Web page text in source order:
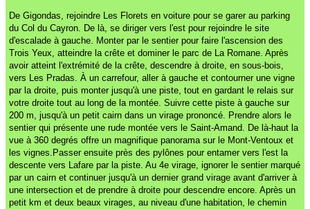
De Gigondas, rejoindre Les Florets en voiture pour se garer au parking
du Col du Cayron. De là, se diriger vers l'est pour rejoindre le site
d'escalade à gauche. Monter par le sentier pour faire l'ascension des
Trois Yeux, atteindre la crête et dominer le parc de La Romane. Après
avoir atteint l'extrémité de la crête, descendre à droite, en sous-bois,
vers Les Pradas. À un carrefour, aller à gauche et contourner une vigne
par la droite, puis monter jusqu'à une piste, tout en gardant le relais sur
votre droite tout au long de la montée. Suivre cette piste à gauche sur
200 m, jusqu'à un petit cairn dans un virage prononcé. Prendre alors le
sentier qui présente une rude montée vers le Saint-Amand. De là-haut la
vue à 360 degrés offre un magnifique panorama sur le Mont-Ventoux et
les vignes.Passer ensuite près des pylônes pour entamer vers l'est la
descente vers Lafare par la piste. Au 4e virage, ignorer le sentier marqué
par un cairn et continuer jusqu'à un dernier grand virage avant d'arriver à
une intersection et de prendre à droite pour descendre encore. Après un
petit km et deux beaux virages, au niveau d'une habitation, le chemin